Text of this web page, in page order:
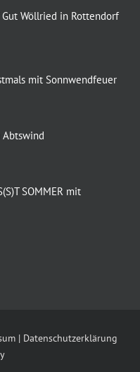
Gut Wöllried in Rottendorf
mit Sonnwendfeuer
SOMMER mit
| Datenschutzerklärung